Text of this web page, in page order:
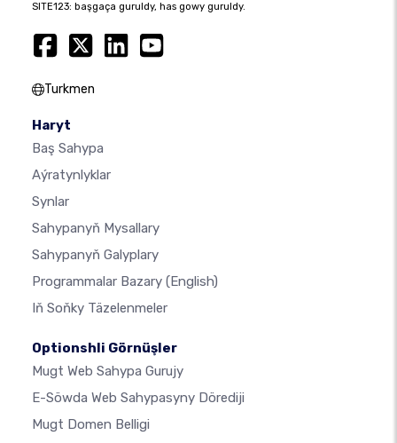
SITE123: başgaça guruldy, has gowy guruldy.
Turkmen
Haryt
Baş Sahypa
Aýratynlyklar
Synlar
Sahypanyň Mysallary
Sahypanyň Galyplary
Programmalar Bazary (English)
Iň Soňky Täzelenmeler
Optionshli Görnüşler
Mugt Web Sahypa Gurujy
E-Söwda Web Sahypasyny Dörediji
Mugt Domen Belligi